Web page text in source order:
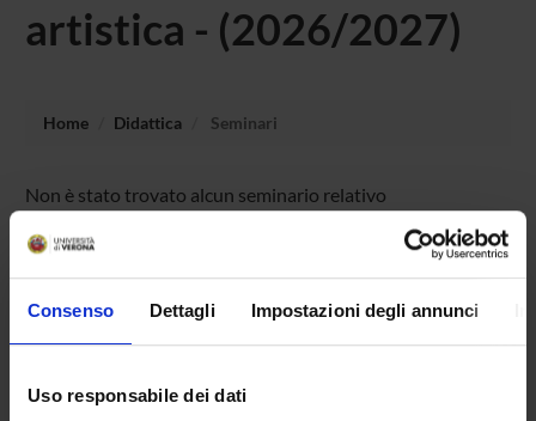
Consenso Dettagli Impostazioni degli annunci
Uso responsabile dei dati
artistica - (2026/2027)
Home Didattica Seminari
Non è stato trovato alcun seminario relativo
letteratura artistica.
CORSI DI STUDIO